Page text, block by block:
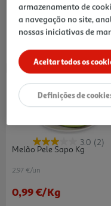
3.0 (2)
Melão Pele Sapo Kg
2.97 €/un
0,99 €/Kg
armazenamento de
a navegação no site,
nossas iniciativas de
Aceitar todos os
Definições de